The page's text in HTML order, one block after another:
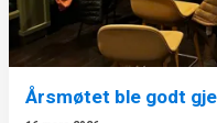
Årsmøtet ble godt